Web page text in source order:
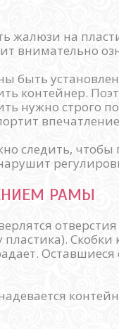
жалюзи на
внимательно
быть
контейнер.
нужно строго
следить,
РАМЫ